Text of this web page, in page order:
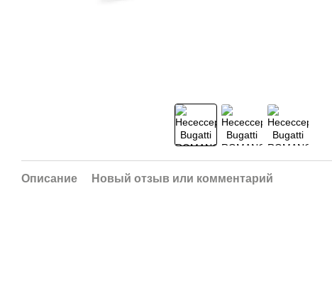
Описание Новый отзыв или комментарий